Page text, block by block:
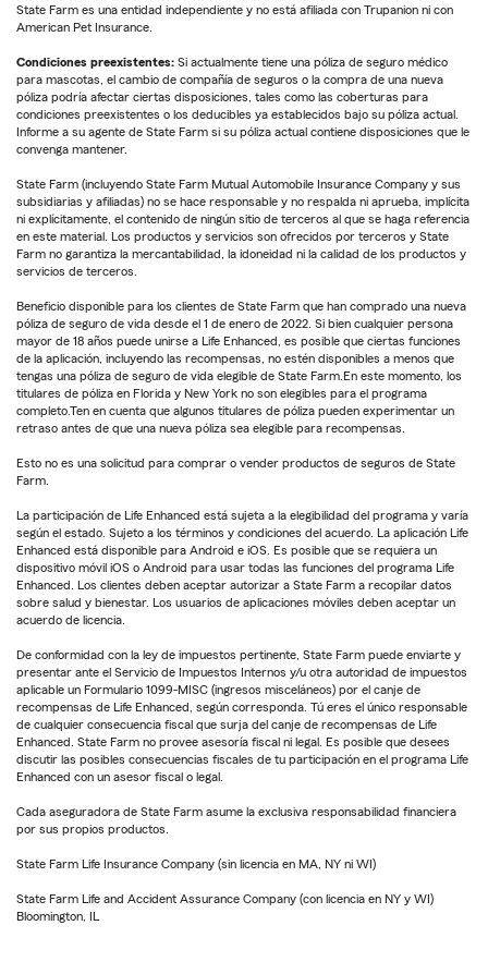
State Farm es una entidad independiente y no está afiliada con Trupanion ni con
American Pet Insurance.
Condiciones preexistentes: Si actualmente tiene una póliza de seguro médico
para mascotas, el cambio de compañía de seguros o la compra de una nueva
póliza podría afectar ciertas disposiciones, tales como las coberturas para
condiciones preexistentes o los deducibles ya establecidos bajo su póliza actual.
Informe a su agente de State Farm si su póliza actual contiene disposiciones que le
convenga mantener.
State Farm (incluyendo State Farm Mutual Automobile Insurance Company y sus
subsidiarias y afiliadas) no se hace responsable y no respalda ni aprueba, implícita
ni explícitamente, el contenido de ningún sitio de terceros al que se haga referencia
en este material. Los productos y servicios son ofrecidos por terceros y State
Farm no garantiza la mercantabilidad, la idoneidad ni la calidad de los productos y
servicios de terceros.
Beneficio disponible para los clientes de State Farm que han comprado una nueva
póliza de seguro de vida desde el 1 de enero de 2022. Si bien cualquier persona
mayor de 18 años puede unirse a Life Enhanced, es posible que ciertas funciones
de la aplicación, incluyendo las recompensas, no estén disponibles a menos que
tengas una póliza de seguro de vida elegible de State Farm.En este momento, los
titulares de póliza en Florida y New York no son elegibles para el programa
completo.Ten en cuenta que algunos titulares de póliza pueden experimentar un
retraso antes de que una nueva póliza sea elegible para recompensas.
Esto no es una solicitud para comprar o vender productos de seguros de State
Farm.
La participación de Life Enhanced está sujeta a la elegibilidad del programa y varía
según el estado. Sujeto a los términos y condiciones del acuerdo. La aplicación Life
Enhanced está disponible para Android e iOS. Es posible que se requiera un
dispositivo móvil iOS o Android para usar todas las funciones del programa Life
Enhanced. Los clientes deben aceptar autorizar a State Farm a recopilar datos
sobre salud y bienestar. Los usuarios de aplicaciones móviles deben aceptar un
acuerdo de licencia.
De conformidad con la ley de impuestos pertinente, State Farm puede enviarte y
presentar ante el Servicio de Impuestos Internos y/u otra autoridad de impuestos
aplicable un Formulario 1099-MISC (ingresos misceláneos) por el canje de
recompensas de Life Enhanced, según corresponda. Tú eres el único responsable
de cualquier consecuencia fiscal que surja del canje de recompensas de Life
Enhanced. State Farm no provee asesoría fiscal ni legal. Es posible que desees
discutir las posibles consecuencias fiscales de tu participación en el programa Life
Enhanced con un asesor fiscal o legal.
Cada aseguradora de State Farm asume la exclusiva responsabilidad financiera
por sus propios productos.
State Farm Life Insurance Company (sin licencia en MA, NY ni WI)
State Farm Life and Accident Assurance Company (con licencia en NY y WI)
Bloomington, IL